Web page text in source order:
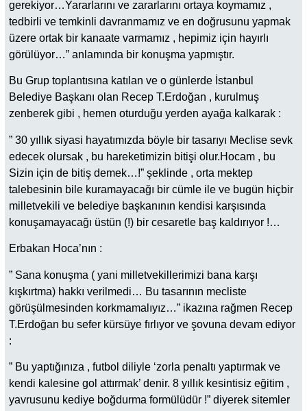
gerekiyor…Yararlarını ve zararlarını ortaya koymamız ,
tedbirli ve temkinli davranmamız ve en doğrusunu yapmak
üzere ortak bir kanaate varmamız , hepimiz için hayırlı
görülüyor…” anlamında bir konuşma yapmıştır.
Bu Grup toplantısına katılan ve o günlerde İstanbul
Belediye Başkanı olan Recep T.Erdoğan , kurulmuş
zenberek gibi , hemen oturduğu yerden ayağa kalkarak :
” 30 yıllık siyasi hayatımızda böyle bir tasarıyı Meclise sevk
edecek olursak , bu hareketimizin bitişi olur.Hocam , bu
Sizin için de bitiş demek…!” şeklinde , orta mektep
talebesinin bile kuramayacağı bir cümle ile ve bugün hiçbir
milletvekili ve belediye başkanının kendisi karşısında
konuşamayacağı üstün (!) bir cesaretle baş kaldırıyor !…
Erbakan Hoca’nın :
” Sana konuşma ( yani milletvekillerimizi bana karşı
kışkırtma) hakkı verilmedi… Bu tasarının mecliste
görüşülmesinden korkmamalıyız…” ikazına rağmen Recep
T.Erdoğan bu sefer kürsüye fırlıyor ve şovuna devam ediyor
:
” Bu yaptığınıza , futbol diliyle ‘zorla penaltı yaptırmak ve
kendi kalesine gol attırmak’ denir. 8 yıllık kesintisiz eğitim ,
yavrusunu kediye boğdurma formülüdür !” diyerek sitemler